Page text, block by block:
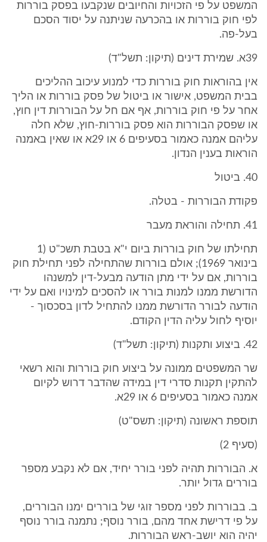
המשפט על פי הזכויות והחיובים שנקבעו בפסק בוררות
לפי חוק בוררות או בהכרעה שניתנה על יסוד הסכם
בעל-פה.
39א. שמירת דינים (תיקון: תשל"ד)
אין בהוראות חוק בוררות כדי למנוע עיכוב ההליכים
בבית המשפט, אישור או ביטול של פסק בוררות או הליך
אחר על פי חוק בוררות, אף אם חל על הבוררות דין חוץ,
או שפסק הבוררות הוא פסק בוררות-חוץ, שלא חלה
עליהם אמנה כאמור בסעיפים 6 או 29א או שאין באמנה
הוראות בענין הנדון.
40. ביטול
פקודת הבוררות - בטלה.
41. תחילה והוראת מעבר
תחילתו של חוק בוררות ביום י"א בטבת תשכ"ט (1
בינואר 1969); אולם בוררות שהתחילה לפני תחילת חוק
בוררות, אם על ידי מתן הודעה מבעל-דין למשנהו
הדורשת ממנו למנות בורר או להסכים למינויו ואם על ידי
הודעה לבורר הדורשת ממנו להתחיל לדון בסכסוך -
יוסיף לחול עליה הדין הקודם.
42. ביצוע ותקנות (תיקון: תשל"ד)
שר המשפטים ממונה על ביצוע חוק בוררות והוא רשאי
להתקין תקנות סדרי דין במידה שהדבר דרוש לקיום
אמנה כאמור בסעיפים 6 או 29א.
תוספת ראשונה (תיקון: תשס"ט)
(סעיף 2)
א. הבוררות תהיה לפני בורר יחיד, אם לא נקבע מספר
בוררים גדול יותר.
ב. בבוררות לפני מספר זוגי של בוררים ימנו הבוררים,
על פי דרישת אחד מהם, בורר נוסף; נתמנה בורר נוסף
יהיה הוא יושב-ראש הבוררות.